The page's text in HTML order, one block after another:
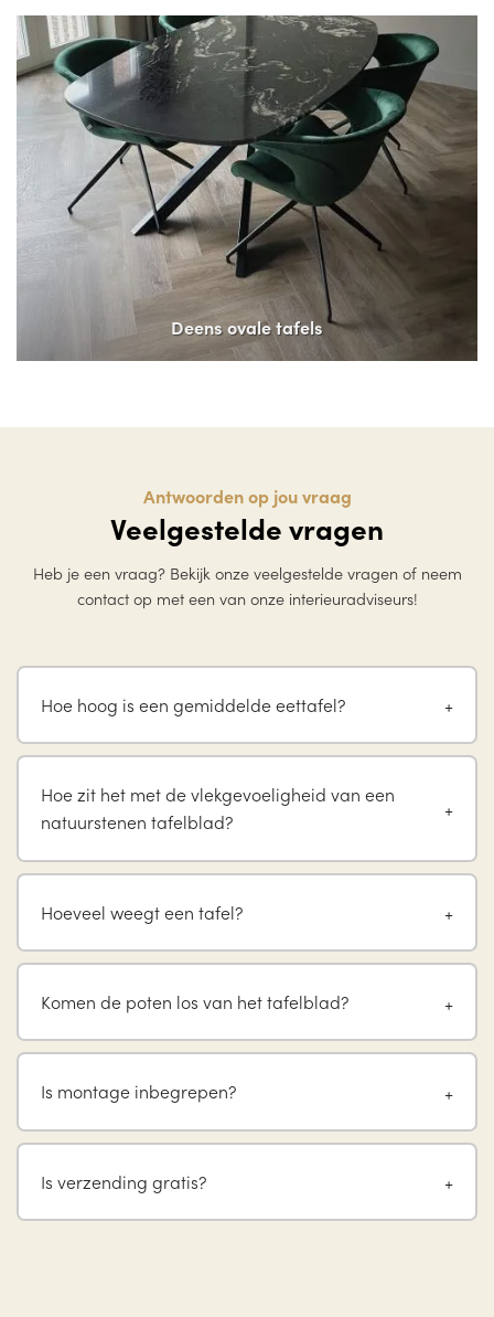
Deens ovale tafels
Antwoorden op jou vraag
Veelgestelde vragen
Heb je een vraag? Bekijk onze veelgestelde vragen of neem
contact op met een van onze interieuradviseurs!
Hoe hoog is een gemiddelde eettafel?
Hoe zit het met de vlekgevoeligheid van een
natuurstenen tafelblad?
Hoeveel weegt een tafel?
Komen de poten los van het tafelblad?
Is montage inbegrepen?
Is verzending gratis?